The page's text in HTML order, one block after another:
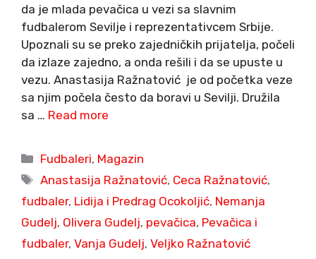
da je mlada pevačica u vezi sa slavnim
fudbalerom Sevilje i reprezentativcem Srbije.
Upoznali su se preko zajedničkih prijatelja, počeli
da izlaze zajedno, a onda rešili i da se upuste u
vezu. Anastasija Ražnatović je od početka veze
sa njim počela često da boravi u Sevilji. Družila
sa … Read more
Categories
Fudbaleri, Magazin
Tags
Anastasija Ražnatović, Ceca Ražnatović,
fudbaler, Lidija i Predrag Ocokoljić, Nemanja
Gudelj, Olivera Gudelj, pevačica, Pevačica i
fudbaler, Vanja Gudelj, Veljko Ražnatović